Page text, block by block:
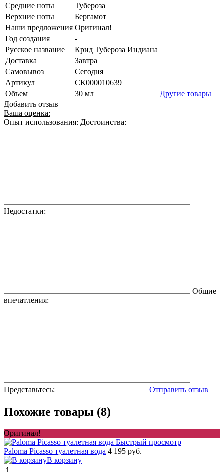
Средние ноты
Тубероза
Верхние ноты
Бергамот
Наши предложения Оригинал!
Год создания
-
Русское название
Крид Тубероза Индиана
Доставка
Завтра
Самовывоз
Сегодня
Артикул
СК000010639
Объем
30 мл
Другие товары
Добавить отзыв
Ваша оценка:
Опыт использования: Достоинства:
Недостатки:
Общие
впечатления:
Представьтесь: Отправить отзыв
Похожие товары (8)
Оригинал!
Быстрый просмотр
Paloma Picasso туалетная вода 4 195 руб.
В корзину